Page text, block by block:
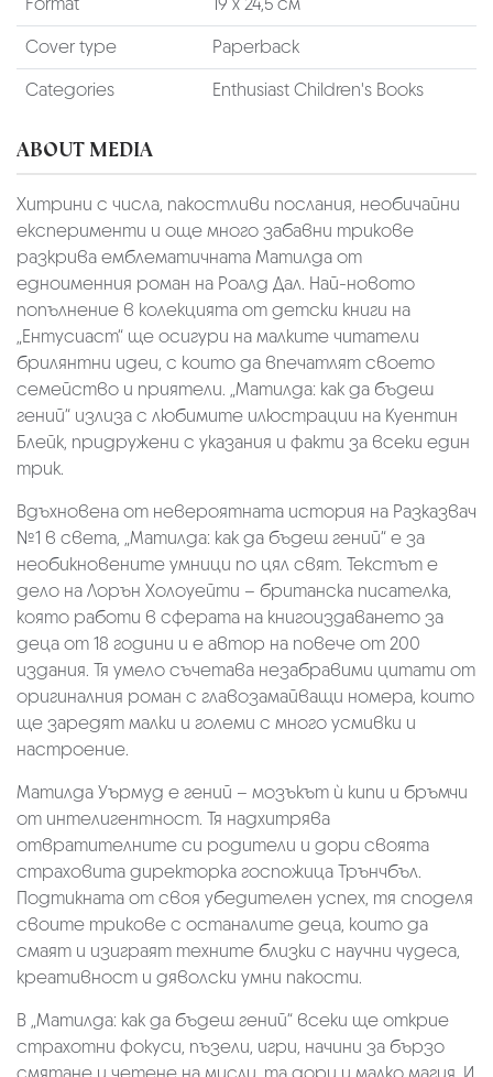
Cover type
Paperback
Categories
Enthusiast Children's Books
ABOUT MEDIA
Хитрини с числа, пакостливи послания, необичайни
експерименти и още много забавни трикове
разкрива емблематичната Матилда от
едноименния роман на Роалд Дал. Най-новото
попълнение в колекцията от детски книги на
„Ентусиаст“ ще осигури на малките читатели
брилянтни идеи, с които да впечатлят своето
семейство и приятели. „Матилда: как да бъдеш
гений“ излиза с любимите илюстрации на Куентин
Блейк, придружени с указания и факти за всеки един
трик.
Вдъхновена от невероятната история на Разказвач
№1 в света, „Матилда: как да бъдеш гений“ е за
необикновените умници по цял свят. Текстът е
дело на Лорън Холоуейти – британска писателка,
която работи в сферата на книгоиздаването за
деца от 18 години и е автор на повече от 200
издания. Тя умело съчетава незабравими цитати от
оригиналния роман с главозамайващи номера, които
ще заредят малки и големи с много усмивки и
настроение.
Матилда Уърмуд е гений – мозъкът ѝ кипи и бръмчи
от интелигентност. Тя надхитрява
отвратителните си родители и дори своята
страховита директорка госпожица Трънчбъл.
Подтикната от своя убедителен успех, тя споделя
своите трикове с останалите деца, които да
смаят и изиграят техните близки с научни чудеса,
креативност и дяволски умни пакости.
В „Матилда: как да бъдеш гений“ всеки ще открие
страхотни фокуси, пъзели, игри, начини за бързо